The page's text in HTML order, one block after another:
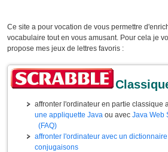
Ce site a pour vocation de vous permettre
vocabulaire tout en vous amusant. Pour cela je
propose mes jeux de lettres favoris :
affronter l'ordinateur en partie classique
une appliquette Java ou avec Java Web
(FAQ)
affronter l'ordinateur avec un
conjugaisons